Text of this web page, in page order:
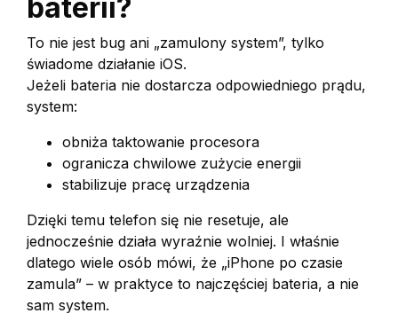
baterii?
To nie jest bug ani „zamulony system”, tylko
świadome działanie iOS.
Jeżeli bateria nie dostarcza odpowiedniego prądu,
system:
obniża taktowanie procesora
ogranicza chwilowe zużycie energii
stabilizuje pracę urządzenia
Dzięki temu telefon się nie resetuje, ale
jednocześnie działa wyraźnie wolniej. I właśnie
dlatego wiele osób mówi, że „iPhone po czasie
zamula” – w praktyce to najczęściej bateria, a nie
sam system.